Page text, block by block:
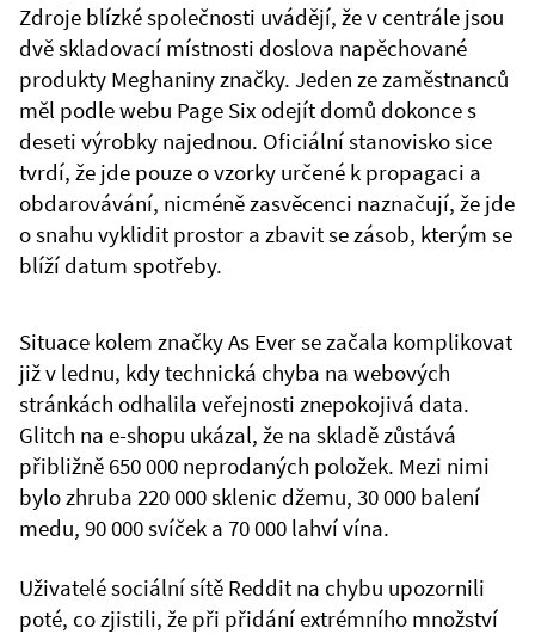
Zdroje blízké společnosti uvádějí, že v centrále jsou
dvě skladovací místnosti doslova napěchované
produkty Meghaniny značky. Jeden ze zaměstnanců
měl podle webu Page Six odejít domů dokonce s
deseti výrobky najednou. Oficiální stanovisko sice
tvrdí, že jde pouze o vzorky určené k propagaci a
obdarovávání, nicméně zasvěcenci naznačují, že jde
o snahu vyklidit prostor a zbavit se zásob, kterým se
blíží datum spotřeby.
Situace kolem značky As Ever se začala komplikovat
již v lednu, kdy technická chyba na webových
stránkách odhalila veřejnosti znepokojivá data.
Glitch na e-shopu ukázal, že na skladě zůstává
přibližně 650 000 neprodaných položek. Mezi nimi
bylo zhruba 220 000 sklenic džemu, 30 000 balení
medu, 90 000 svíček a 70 000 lahví vína.
Uživatelé sociální sítě Reddit na chybu upozornili
poté, co zjistili, že při přidání extrémního množství